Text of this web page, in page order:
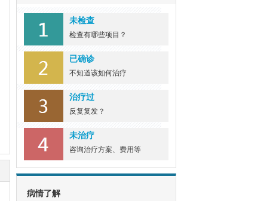
未检查
检查有哪些项目？
已确诊
不知道该如何治疗
治疗过
反复复发？
未治疗
咨询治疗方案、费用等
病情了解